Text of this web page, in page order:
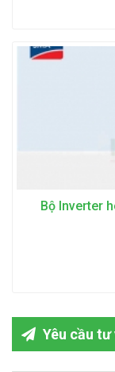
Bộ Inverter
Yêu cầu tư